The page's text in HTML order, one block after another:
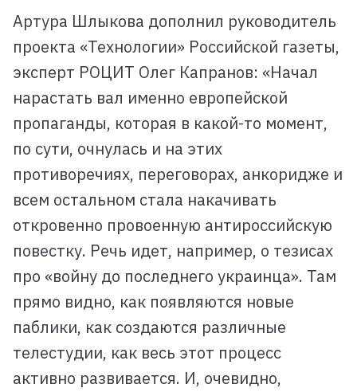
Артура Шлыкова дополнил руководитель
проекта «Технологии» Российской газеты,
эксперт РОЦИТ Олег Капранов: «Начал
нарастать вал именно европейской
пропаганды, которая в какой-то момент,
по сути, очнулась и на этих
противоречиях, переговорах, анкоридже и
всем остальном стала накачивать
откровенно провоенную антироссийскую
повестку. Речь идет, например, о тезисах
про «войну до последнего украинца». Там
прямо видно, как появляются новые
паблики, как создаются различные
телестудии, как весь этот процесс
активно развивается. И, очевидно,